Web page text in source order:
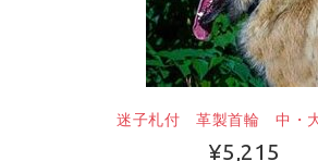
迷子札付 革製首輪 中・
¥5,215